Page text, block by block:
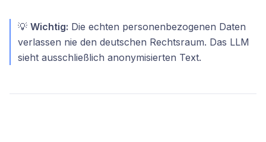
💡 Wichtig: Die echten personenbezogenen Daten
verlassen nie den deutschen Rechtsraum. Das LLM
sieht ausschließlich anonymisierten Text.